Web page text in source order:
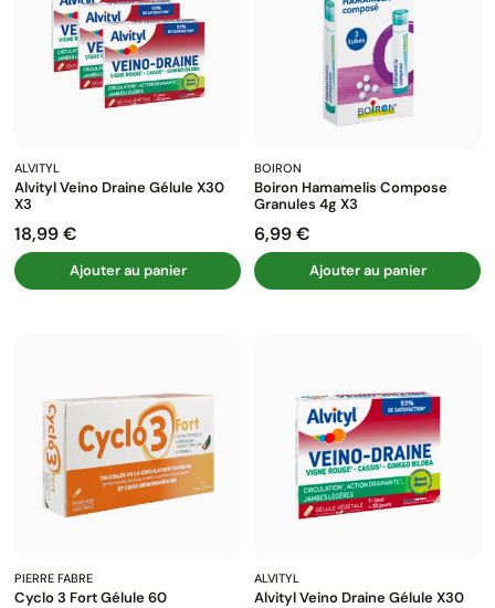
ALVITYL
Alvityl Veino Draine Gélule X30
X3
Prix
18,99 €
Ajouter au panier
BOIRON
Boiron Hamamelis Compose
Granules 4g X3
Prix
6,99 €
Ajouter au panier
PIERRE FABRE
Cyclo 3 Fort Gélule 60
ALVITYL
Alvityl Veino Draine Gélule X30